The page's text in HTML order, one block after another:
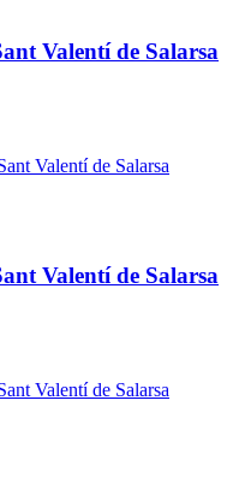
Valentí de Salarsa
Valentí de Salarsa